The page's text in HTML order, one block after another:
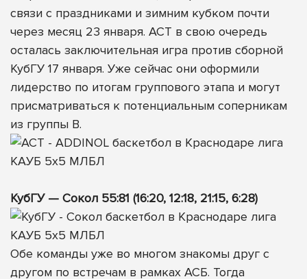
связи с праздниками и зимним кубком почти
через месяц 23 января. АСТ в свою очередь
осталась заключительная игра против сборной
КубГУ 17 января. Уже сейчас они оформили
лидерство по итогам группового этапа и могут
присматриваться к потенциальным соперникам
из группы B.
КубГУ — Сокол 55:81 (16:20, 12:18, 21:15, 6:28)
Обе команды уже во многом знакомы друг с
другом по встречам в рамках АСБ. Тогда